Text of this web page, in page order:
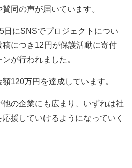
同の声が届いています。
日にSNSでプロジェクトについ
につき12円が保護活動に寄付
が行われました。
120万円を達成しています。
の企業にも広まり、いずれは社
援していけるようになっていく